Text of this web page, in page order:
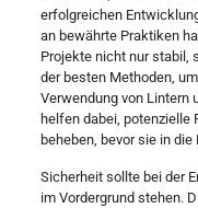
erfolgreichen
an bewährte Praktiken
Projekte nicht nur stabil,
der besten Methoden,
Verwendung von Lintern
helfen dabei, potenzielle
beheben, bevor sie in
Sicherheit sollte bei der
im Vordergrund stehen.